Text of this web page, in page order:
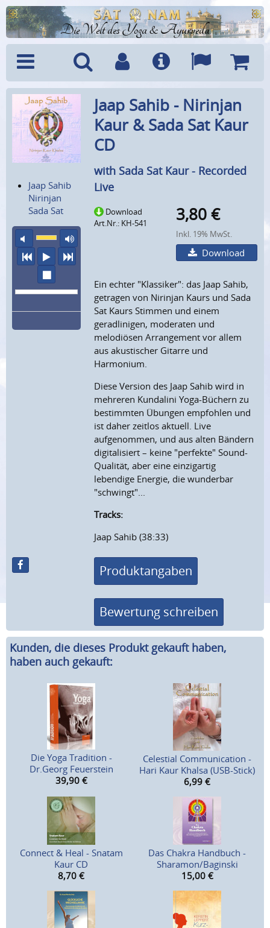
Die Welt des Yoga & Ayurveda
Menü SucheBenutzerkonto
Info Sprachen
Jaap Sahib
Nirinjan
Sada Sat
Ton aus
maximale Laustärke
vorheriger Titel
Abspielen
Jaap Sahib - Nirinjan
Kaur & Sada Sat Kaur
CD
with Sada Sat Kaur - Recorded
Live
Download
Art.Nr.: KH-541
3,80 €
Inkl. 19% MwSt.
Download
Ein echter "Klassiker": das Jaap Sahib,
getragen von Nirinjan Kaurs und Sada
Sat Kaurs Stimmen und einem
geradlinigen, moderaten und
melodiösen Arrangement vor allem
aus akustischer Gitarre und
Harmonium.
Diese Version des Jaap Sahib wird in
mehreren Kundalini Yoga-Büchern zu
bestimmten Übungen empfohlen und
ist daher zeitlos aktuell. Live
aufgenommen, und aus alten Bändern
digitalisiert – keine "perfekte" Sound-
Qualität, aber eine einzigartig
lebendige Energie, die wunderbar
"schwingt"...
Tracks:
Jaap Sahib (38:33)
Produktangaben
Bewertung schreiben
Kunden, die dieses Produkt gekauft haben,
haben auch gekauft:
Die Yoga Tradition -
Dr.Georg Feuerstein
39,90 €
Celestial Communication -
Hari Kaur Khalsa (USB-Stick)
6,99 €
Connect & Heal - Snatam
Kaur CD
8,70 €
Das Chakra Handbuch -
Sharamon/Baginski
15,00 €